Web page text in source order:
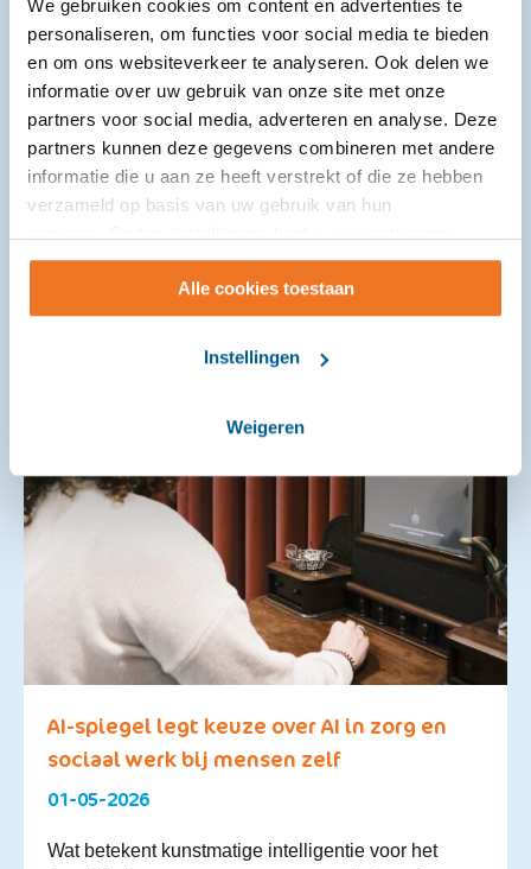
We gebruiken cookies om content en advertenties te
personaliseren, om functies voor social media te bieden
en om ons websiteverkeer te analyseren. Ook delen we
informatie over uw gebruik van onze site met onze
partners voor social media, adverteren en analyse. Deze
partners kunnen deze gegevens combineren met andere
informatie die u aan ze heeft verstrekt of die ze hebben
verzameld op basis van uw gebruik van hun
wijzigen.
Alle cookies toestaan
Instellingen
Weigeren
Op 16 juni 2026 vond in de gemeente Etten-Leur de
samenwerkingsbijeenkomst dementie plaats. In
de kapel van Avoord kwamen
zorgprofessionals van organisaties als gemeente
Etten-Leur (Wmo), Avoord en Amphia samen. De
bijeenkomst had als doel elkaar beter te ...
AI-spiegel legt keuze over AI in zorg en
sociaal werk bij mensen zelf
01-05-2026
Wat betekent kunstmatige intelligentie voor het